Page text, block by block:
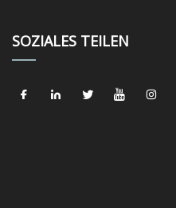
SOZIALES TEILEN